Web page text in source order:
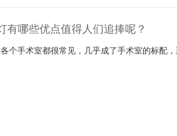
有哪些优点值得人们追捧呢？
个手术室都很常见，几乎成了手术室的标配